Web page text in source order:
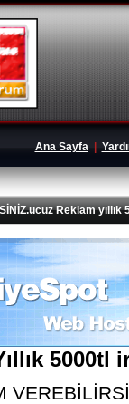
Ana Sayfa|
Reklam yıllık